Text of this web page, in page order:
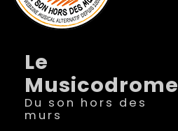
Le
Musicodrome
Du son hors des
murs